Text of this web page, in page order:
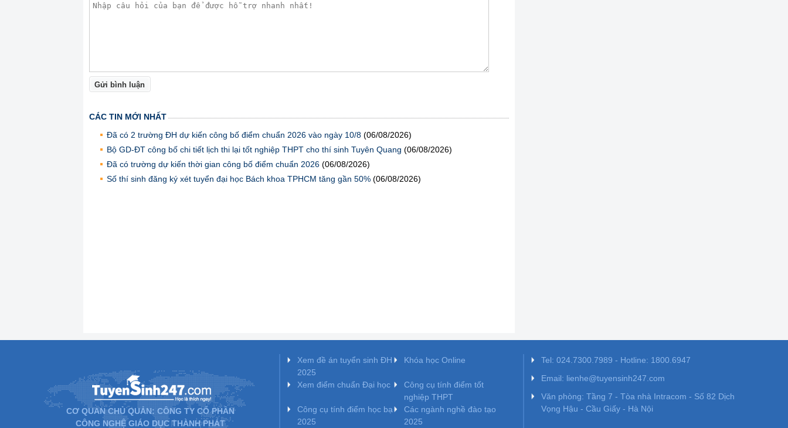
Gửi bình luận
CÁC TIN MỚI NHẤT
Đã có 2 trường ĐH dự kiến công bố điểm chuẩn 2026 vào ngày 10/8 (06/08/2026)
Bộ GD-ĐT công bố chi tiết lịch thi lại tốt nghiệp THPT cho thí sinh Tuyên Quang (06/08/2026)
Đã có trường dự kiến thời gian công bố điểm chuẩn 2026 (06/08/2026)
Số thí sinh đăng ký xét tuyển đại học Bách khoa TPHCM tăng gần 50% (06/08/2026)
CƠ QUAN CHỦ QUẢN: CÔNG TY CỔ PHẦN
CÔNG NGHỆ GIÁO DỤC THÀNH PHÁT
Xem đề án tuyển sinh ĐH
2025
Khóa học Online
Xem điểm chuẩn Đại học
Công cụ tính điểm tốt
nghiệp THPT
Công cụ tính điểm học bạ
2025
Các ngành nghề đào tạo
2025
Tel: 024.7300.7989 - Hotline: 1800.6947
Email: lienhe@tuyensinh247.com
Văn phòng: Tầng 7 - Tòa nhà Intracom - Số 82 Dịch
Vọng Hậu - Cầu Giấy - Hà Nội